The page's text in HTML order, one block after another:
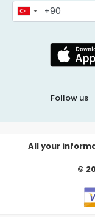
Follow us
All your
©